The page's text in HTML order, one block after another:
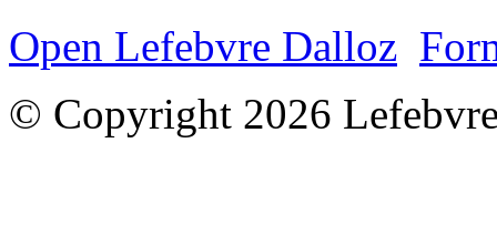
Open Lefebvre Dalloz
© Copyright 2026